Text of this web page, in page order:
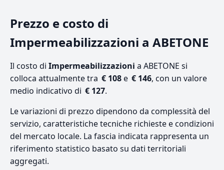
Prezzo e costo di
Impermeabilizzazioni a ABETONE
Il costo di Impermeabilizzazioni a ABETONE si
colloca attualmente tra € 108e € 146, con un valore
medio indicativo di € 127.
Le variazioni di prezzo dipendono da complessità del
servizio, caratteristiche tecniche richieste e condizioni
del mercato locale. La fascia indicata rappresenta un
riferimento statistico basato su dati territoriali
aggregati.